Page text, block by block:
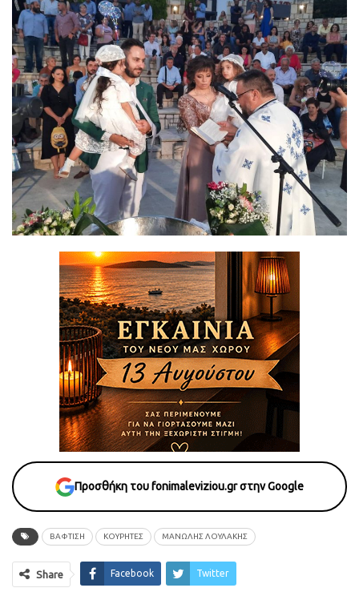
Προσθήκη του fonimaleviziou.gr στην Google
ΒΑΦΤΙΣΗ ΚΟΥΡΗΤΕΣ ΜΑΝΩΛΗΣ ΛΟΥΛΑΚΗΣ
Share Facebook Twitter